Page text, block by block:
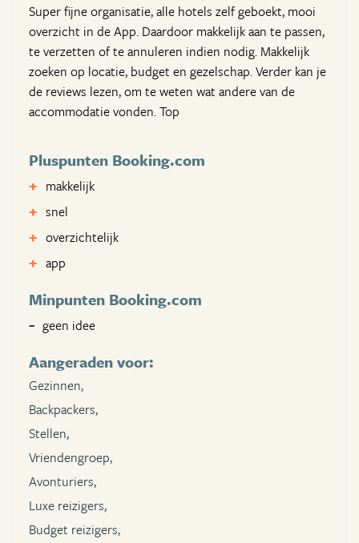
Super fijne organisatie, alle hotels zelf geboekt, mooi
overzicht in de App. Daardoor makkelijk aan te passen,
te verzetten of te annuleren indien nodig. Makkelijk
zoeken op locatie, budget en gezelschap. Verder kan je
de reviews lezen, om te weten wat andere van de
accommodatie vonden. Top
Pluspunten Booking.com
makkelijk
snel
overzichtelijk
app
Minpunten Booking.com
geen idee
Aangeraden voor:
Gezinnen,
Backpackers,
Stellen,
Vriendengroep,
Avonturiers,
Luxe reizigers,
Budget reizigers,